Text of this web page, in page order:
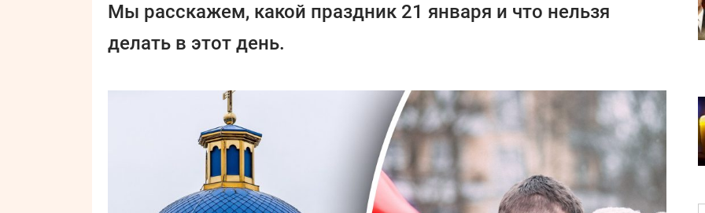
Мы расскажем, какой праздник 21 января и что нельзя
делать в этот день.